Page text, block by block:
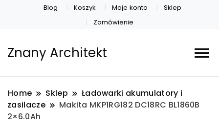
Blog Koszyk Moje konto
Sklep
Zamówienie
Znany Architekt
Home Sklep
Ładowarki akumulatory i
zasilacze
Makita MKP1RG182 DC18RC BL1860B
2×6.0Ah